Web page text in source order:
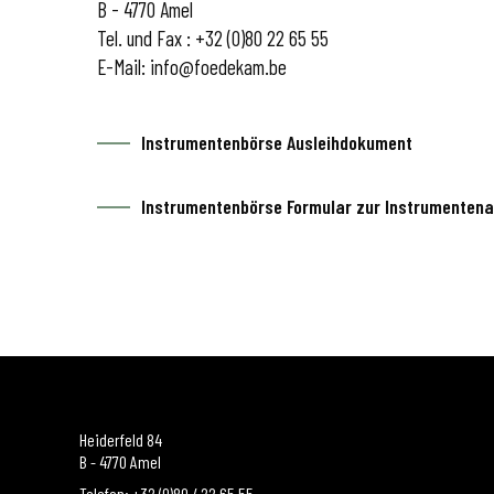
B - 4770 Amel
Tel. und Fax : +32 (0)80 22 65 55
E-Mail: info@foedekam.be
Instrumentenbörse Ausleihdokument
Instrumentenbörse Formular zur
Heiderfeld 84
B - 4770 Amel